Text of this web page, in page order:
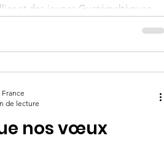
et des jeunes Guatémaltèques
Ce projet a confirmé le
comme levier éducatif, solidaire
à des context
nos vœux
de lecture